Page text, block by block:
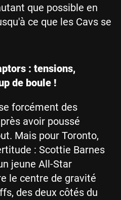
que possible en
ce que les Cavs se
: tensions,
de boule !
forcément des
avoir poussé
Mais pour Toronto,
: Scottie Barnes
jeune All-Star
le centre de gravité
des deux côtés du